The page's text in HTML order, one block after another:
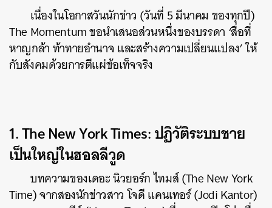
เนื่องในโอกาสวันนักข่าว (วันที่ 5 มีนาคม ของทุกปี)
The Momentum ขอนำเสนอส่วนหนึ่งของบรรดา ‘สื่อที่
หาญกล้า ท้าทายอำนาจ และสร้างความเปลี่ยนแปลง’ ให้
กับสังคมด้วยการตีแผ่ข้อเท็จจริง
1. The New York Times: ปฏิวัติระบบชาย
เป็นใหญ่ในฮอลลีวูด
บทความของเดอะ นิวยอร์ก ไทมส์ (The New York
Time) จากสองนักข่าวสาว โจดี แคนเทอร์ (Jodi Kantor)